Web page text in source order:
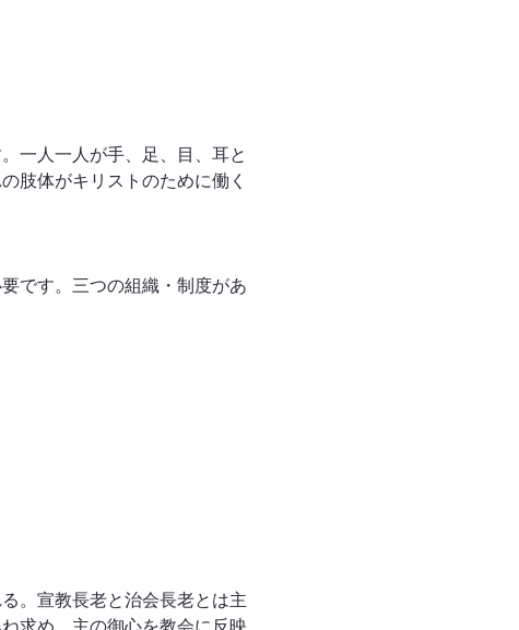
一人一人が手、足、目、耳と
肢体がキリストのために働く
です。三つの組織・制度があ
。宣教長老と治会長老とは主
求め、主の御心を教会に反映